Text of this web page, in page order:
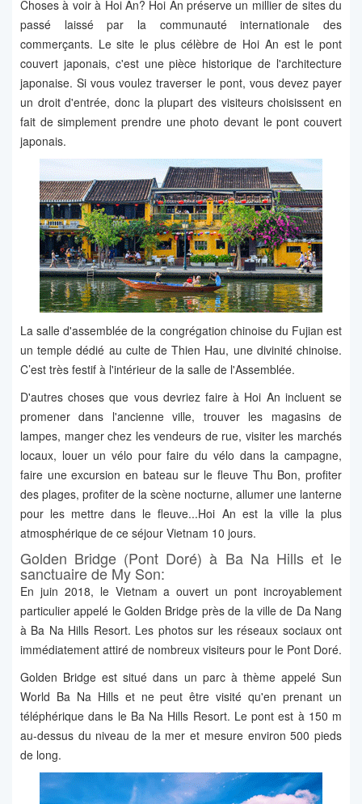
Choses à voir à Hoi An? Hoi An préserve un millier de sites du
passé laissé par la communauté internationale des
commerçants. Le site le plus célèbre de Hoi An est le pont
couvert japonais, c'est une pièce historique de l'architecture
japonaise. Si vous voulez traverser le pont, vous devez payer
un droit d'entrée, donc la plupart des visiteurs choisissent en
fait de simplement prendre une photo devant le pont couvert
japonais.
La salle d'assemblée de la congrégation chinoise du Fujian est
un temple dédié au culte de Thien Hau, une divinité chinoise.
C’est très festif à l'intérieur de la salle de l'Assemblée.
D'autres choses que vous devriez faire à Hoi An incluent se
promener dans l'ancienne ville, trouver les magasins de
lampes, manger chez les vendeurs de rue, visiter les marchés
locaux, louer un vélo pour faire du vélo dans la campagne,
faire une excursion en bateau sur le fleuve Thu Bon, profiter
des plages, profiter de la scène nocturne, allumer une lanterne
pour les mettre dans le fleuve...Hoi An est la ville la plus
atmosphérique de ce séjour Vietnam 10 jours.
Golden Bridge (Pont Doré) à Ba Na Hills et le
sanctuaire de My Son:
En juin 2018, le Vietnam a ouvert un pont incroyablement
particulier appelé le Golden Bridge près de la ville de Da Nang
à Ba Na Hills Resort. Les photos sur les réseaux sociaux ont
immédiatement attiré de nombreux visiteurs pour le Pont Doré.
Golden Bridge est situé dans un parc à thème appelé Sun
World Ba Na Hills et ne peut être visité qu'en prenant un
téléphérique dans le Ba Na Hills Resort. Le pont est à 150 m
au-dessus du niveau de la mer et mesure environ 500 pieds
de long.